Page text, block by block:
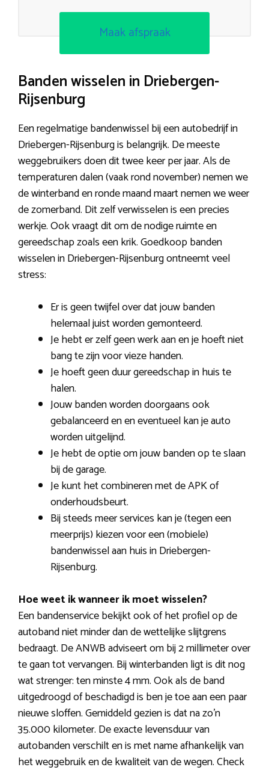
Maak afspraak
Banden wisselen in Driebergen-
Rijsenburg
Een regelmatige bandenwissel bij een autobedrijf in
Driebergen-Rijsenburg is belangrijk. De meeste
weggebruikers doen dit twee keer per jaar. Als de
temperaturen dalen (vaak rond november) nemen we
de winterband en ronde maand maart nemen we weer
de zomerband. Dit zelf verwisselen is een precies
werkje. Ook vraagt dit om de nodige ruimte en
gereedschap zoals een krik. Goedkoop banden
wisselen in Driebergen-Rijsenburg ontneemt veel
stress:
Er is geen twijfel over dat jouw banden
helemaal juist worden gemonteerd.
Je hebt er zelf geen werk aan en je hoeft niet
bang te zijn voor vieze handen.
Je hoeft geen duur gereedschap in huis te
halen.
Jouw banden worden doorgaans ook
gebalanceerd en en eventueel kan je auto
worden uitgelijnd.
Je hebt de optie om jouw banden op te slaan
bij de garage.
Je kunt het combineren met de APK of
onderhoudsbeurt.
Bij steeds meer services kan je (tegen een
meerprijs) kiezen voor een (mobiele)
bandenwissel aan huis in Driebergen-
Rijsenburg.
Hoe weet ik wanneer ik moet wisselen?
Een bandenservice bekijkt ook of het profiel op de
autoband niet minder dan de wettelijke slijtgrens
bedraagt. De ANWB adviseert om bij 2 millimeter over
te gaan tot vervangen. Bij winterbanden ligt is dit nog
wat strenger: ten minste 4 mm. Ook als de band
uitgedroogd of beschadigd is ben je toe aan een paar
nieuwe sloffen. Gemiddeld gezien is dat na zo’n
35.000 kilometer. De exacte levensduur van
autobanden verschilt en is met name afhankelijk van
het weggebruik en de kwaliteit van de wegen. Check